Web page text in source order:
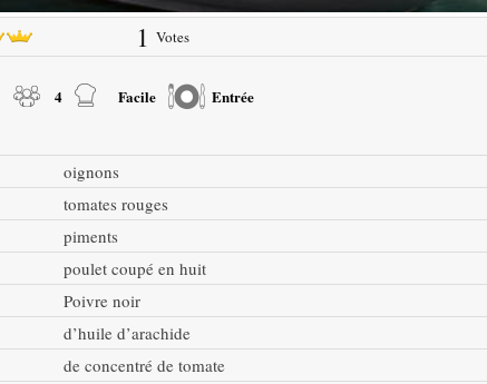
Votes
1
4 Facile Entrée
oignons
tomates rouges
piments
poulet coupé en huit
Poivre noir
d’huile d’arachide
de concentré de tomate